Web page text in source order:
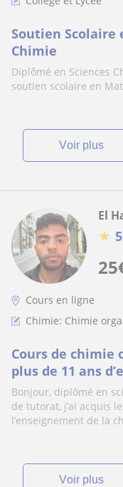
Soutien Scolaire
Chimie
Diplômé en Sciences
soutien scolaire en
voir plus
25
El
★
Cours en ligne
Chimie: Chimie
Cours de chimie
plus de 11 ans
Bonjour, diplômé en
de tutorat, j’ai acquis
l’enseignement de la
voir plus